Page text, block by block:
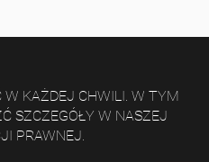
W KAŻDEJ CHWILI. W TYM
SZCZEGÓŁY W NASZEJ
PRAWNEJ.